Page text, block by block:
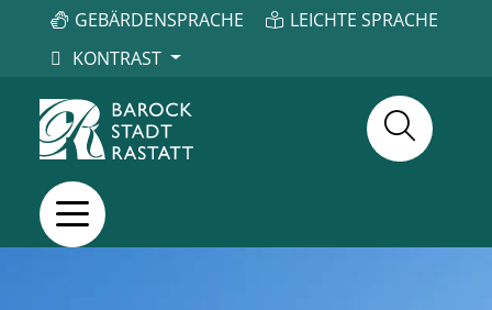
GEBÄRDENSPRACHE
LEICHTE SPRACHE
KONTRAST